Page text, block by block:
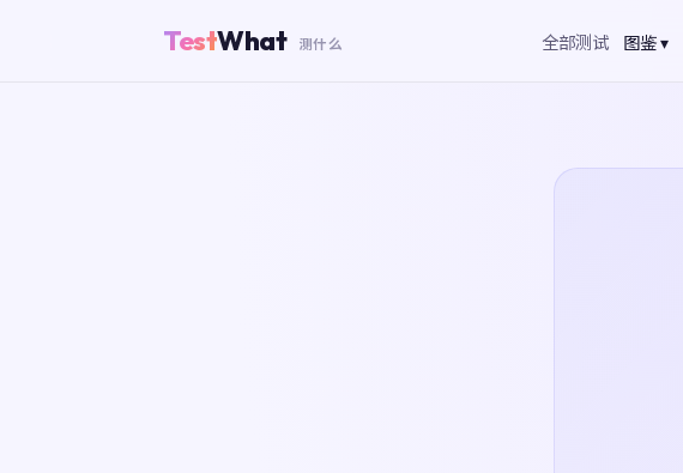
TestWhat 测什么 全部测试 图鉴 ▾